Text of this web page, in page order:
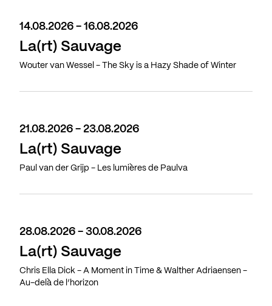
14.08.2026 - 16.08.2026
La(rt) Sauvage
Wouter van Wessel - The Sky is a Hazy Shade of Winter
21.08.2026 - 23.08.2026
La(rt) Sauvage
Paul van der Grijp - Les lumières de Paulva
28.08.2026 - 30.08.2026
La(rt) Sauvage
Chris Ella Dick - A Moment in Time & Walther Adriaensen -
Au-delà de l’horizon